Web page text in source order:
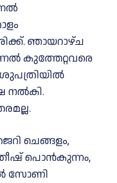
ഞായറാഴ്ച
കുത്തേറ്റവരെ
നല്‍കി.
ചെങ്ങളം,
പൊന്‍കുന്നം,
സോണി